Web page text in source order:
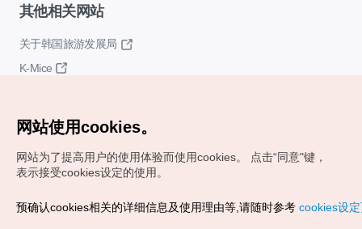
其他相关网站
关于韩国旅游发展局
K-Mice
Copyrights (c) 韩国旅游发展局版权所有
网站使用cookies。
网站为了提高用户的使用体验而使用cookies。
点击“同意"键，
表示接受cookies设定的使用。
预确认cookies相关的详细信息及使用理由等,请随时参考 cookies设